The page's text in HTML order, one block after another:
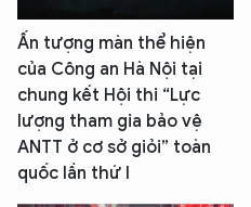
Ấn tượng màn thể hiện
của Công an Hà Nội tại
chung kết Hội thi “Lực
lượng tham gia bảo vệ
ANTT ở cơ sở giỏi” toàn
quốc lần thứ I